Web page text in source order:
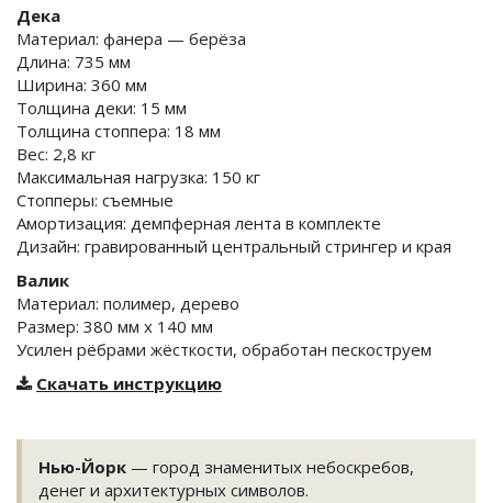
Дека
Материал: фанера — берёза
Длина: 735 мм
Ширина: 360 мм
Толщина деки: 15 мм
Толщина стоппера: 18 мм
Вес: 2,8 кг
Максимальная нагрузка: 150 кг
Стопперы: съемные
Амортизация: демпферная лента в комплекте
Дизайн: гравированный центральный стрингер и края
Валик
Материал: полимер, дерево
Размер: 380 мм х 140 мм
Усилен рёбрами жёсткости, обработан пескоструем
Скачать инструкцию
Нью-Йорк — город знаменитых небоскребов,
денег и архитектурных символов.